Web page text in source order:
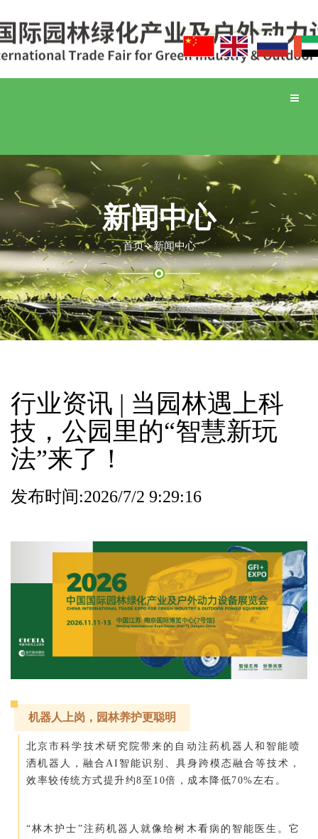
Toggle
新闻中心
首页 新闻中心
行业资讯 | 当园林遇上科
技，公园里的“智慧新玩
法”来了！
发布时间:2026/7/2 9:29:16
机器人上岗，园林养护更聪明
北京市科学技术研究院带来的自动注药机器人和智能喷
洒机器人，融合AI智能识别、具身跨模态融合等技术，
效率较传统方式提升约8至10倍，成本降低70%左右。
“林木护士”注药机器人就像给树木看病的智能医生。它